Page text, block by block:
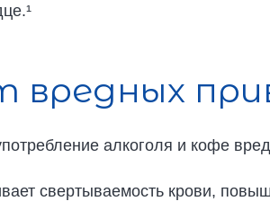
вредных
алкоголя и кофе
свертываемость крови,